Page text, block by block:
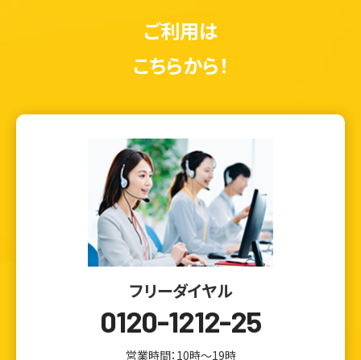
ご利用は
こちらから！
フリーダイヤル
0120-1212-25
営業時間：10時～19時